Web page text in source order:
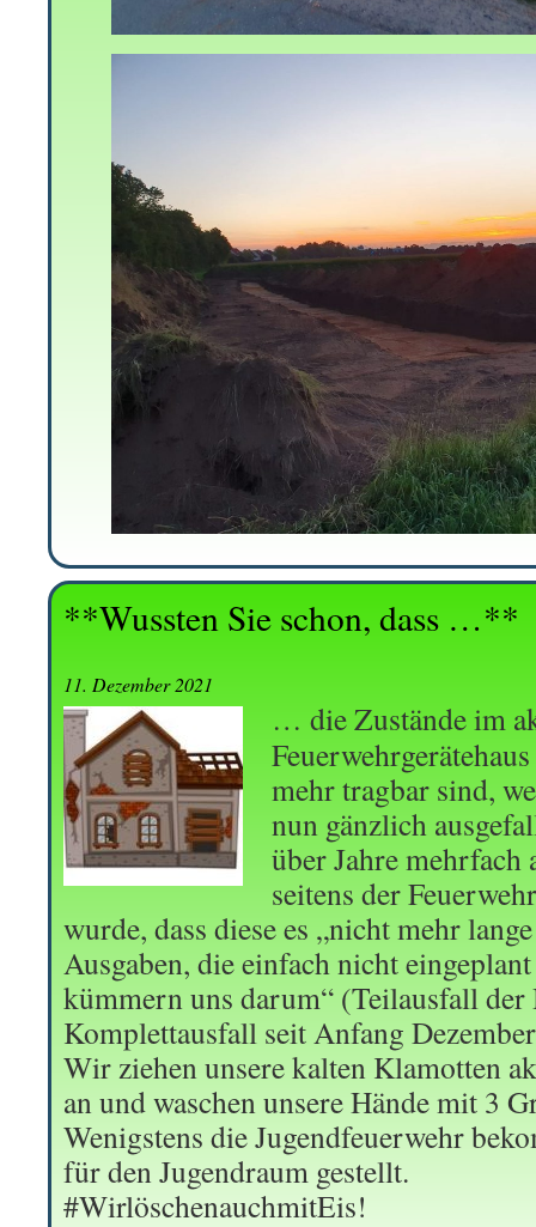
**Wussten Sie schon, dass …**
11. Dezember 2021
… die Zustände im
mehr tragbar sind,
nun gänzlich
über Jahre mehrfach
seitens der
wurde, dass diese es „nicht mehr
Ausgaben, die einfach nicht
kümmern uns darum“ (Teilausfall
Komplettausfall seit Anfang
Wir ziehen unsere kalten Klamotten
an und waschen unsere Hände mit 3
Wenigstens die Jugendfeuerwehr
für den Jugendraum gestellt.
#WirlöschenauchmitEis!